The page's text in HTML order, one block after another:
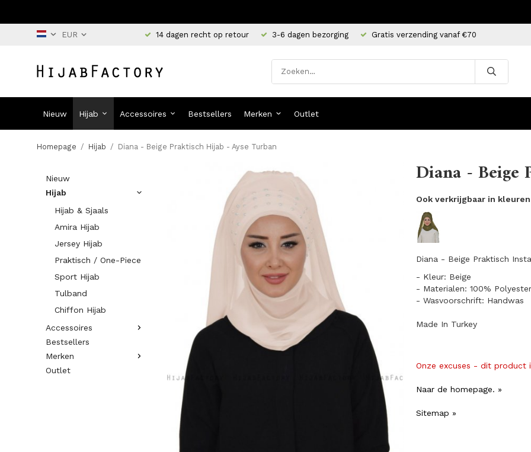
14 dagen recht op retour 3-6 dagen bezorging Gratis verzending vanaf €70
Nieuw Hijab Accessoires Bestsellers Merken Outlet
Homepage / Hijab / Diana - Beige Praktisch Hijab - Ayse Turban
Nieuw
Hijab
Hijab & Sjaals
Amira Hijab
Jersey Hijab
Praktisch / One-Piece
Sport Hijab
Tulband
Chiffon Hijab
Accessoires
Bestsellers
Merken
Outlet
Diana - Beige
Ook verkrijgbaar in kleuren
Diana - Beige Praktisch
- Kleur: Beige
- Materialen: 100% Polyester
- Wasvoorschrift: Handwas
Made In Turkey
Onze excuses - dit product
Naar de homepage. »
Sitemap »